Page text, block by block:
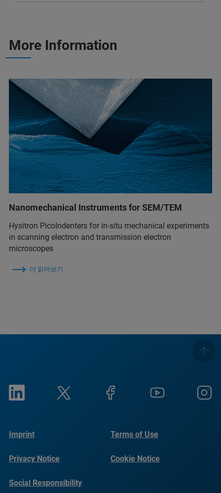
More Information
Nanomechanical Instruments for SEM/TEM
Hysitron PicoIndenters for in-situ mechanical experiments
in scanning electron and transmission electron
microscopes
더 읽어보기
Imprint Terms of Use
Privacy Notice Cookie Notice
Social Responsibility